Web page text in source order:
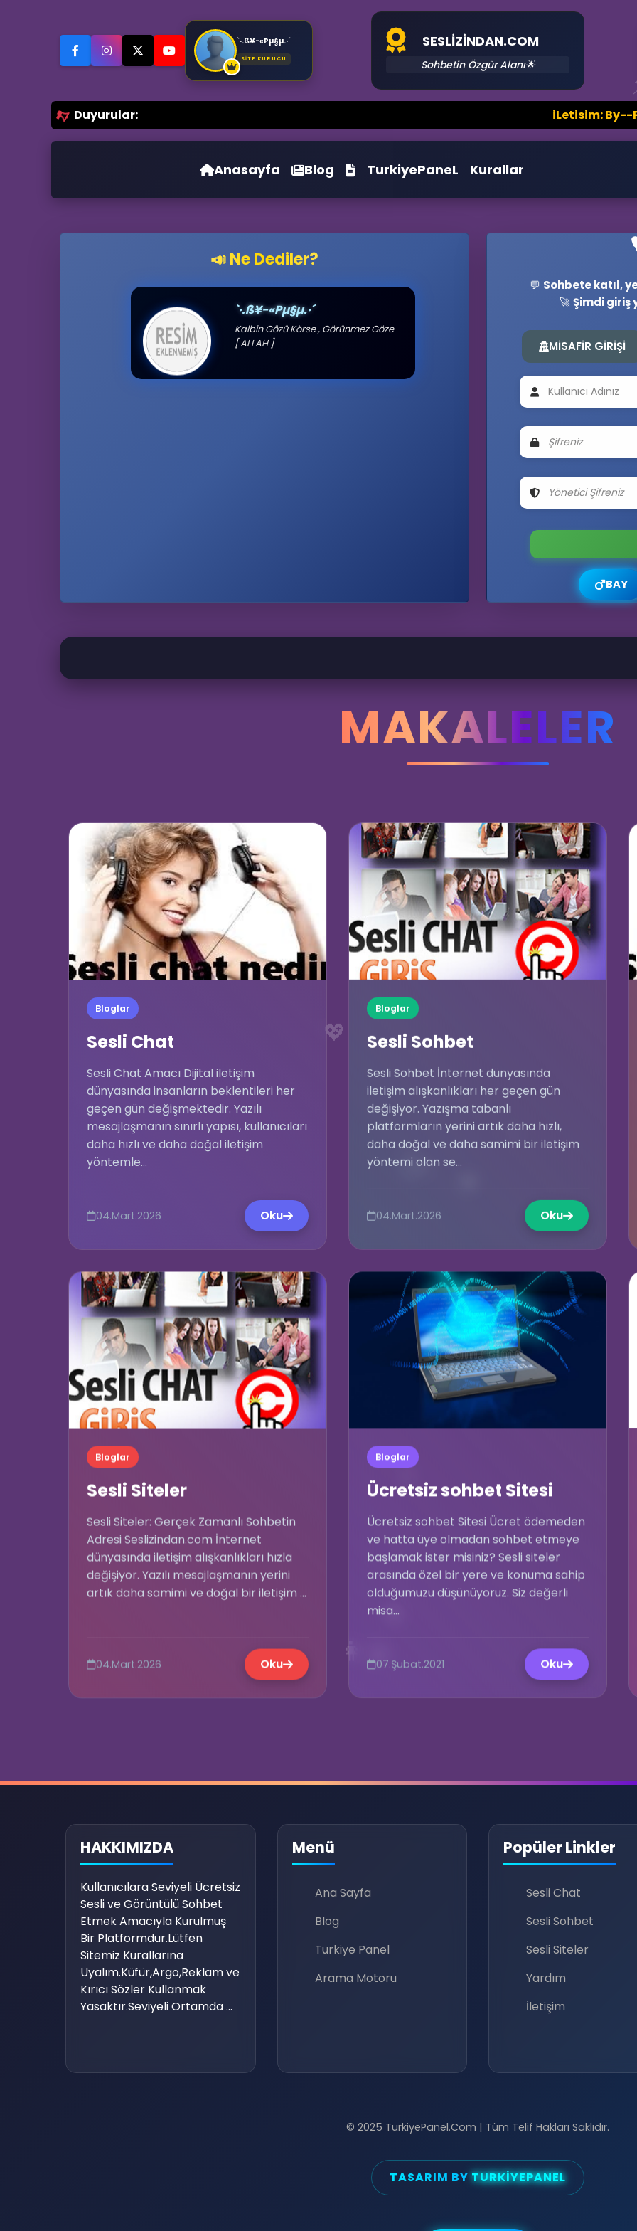
😎
📝
🎭
🥳
🎈
💡
💚
🎤
👩‍💻
🎶
💖
`·.ß¥-«Pµ§µ.·´
SİTE KURUCU
SESLIZINDAN.COM
Sohbetin Özgür Alanı🌟
Duyurular: iLetisim: By--
Anasayfa Blog TurkiyePaneL Kurallar
📣 Ne Dediler?
`·.ß¥-«Pµ§µ.·´
Kalbin Gözü Körse , Görünmez Göze
[ ALLAH ]
💬 Sohbete katıl,
🚀Şimdi giriş
MİSAFİR GİRİŞİ
BAY
MAKALELER
Bloglar
Sesli Chat
Sesli Chat Amacı Dijital iletişim
dünyasında insanların beklentileri her
geçen gün değişmektedir. Yazılı
mesajlaşmanın sınırlı yapısı, kullanıcıları
daha hızlı ve daha doğal iletişim
yöntemle...
04.Mart.2026 Oku
Bloglar
Sesli Sohbet
Sesli Sohbet İnternet dünyasında
iletişim alışkanlıkları her geçen gün
değişiyor. Yazışma tabanlı
platformların yerini artık daha hızlı,
daha doğal ve daha samimi bir iletişim
yöntemi olan se...
04.Mart.2026 Oku
Bloglar
Sesli Siteler
Sesli Siteler: Gerçek Zamanlı Sohbetin
Adresi Seslizindan.com İnternet
dünyasında iletişim alışkanlıkları hızla
değişiyor. Yazılı mesajlaşmanın yerini
artık daha samimi ve doğal bir iletişim ...
04.Mart.2026 Oku
Bloglar
Ücretsiz sohbet Sitesi
Ücretsiz sohbet Sitesi Ücret ödemeden
ve hatta üye olmadan sohbet etmeye
başlamak ister misiniz? Sesli siteler
arasında özel bir yere ve konuma sahip
olduğumuzu düşünüyoruz. Siz değerli
misa...
07.Şubat.2021 Oku
HAKKIMIZDA
Kullanıcılara Seviyeli Ücretsiz
Sesli ve Görüntülü Sohbet
Etmek Amacıyla Kurulmuş
Bir Platformdur.Lütfen
Sitemiz Kurallarına
Uyalım.Küfür,Argo,Reklam ve
Kırıcı Sözler Kullanmak
Yasaktır.Seviyeli Ortamda ...
Menü
Ana Sayfa
Blog
Turkiye Panel
Arama Motoru
Popüler Linkler
Sesli Chat
Sesli Sohbet
Sesli Siteler
Yardım
İletişim
© 2025 TurkiyePanel.Com | Tüm Telif Hakları Saklıdır.
TASARIM BY TURKIYEPANEL